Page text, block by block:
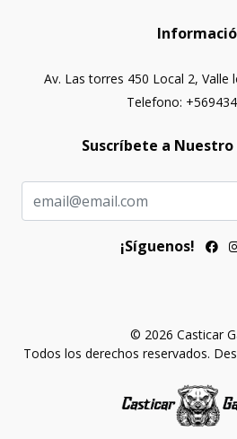
Av. Las torres 450 Local 2, Valle
Telefono:
Suscríbete a
¡Síguenos!
© 2026 Casticar
Todos los derechos reservados.